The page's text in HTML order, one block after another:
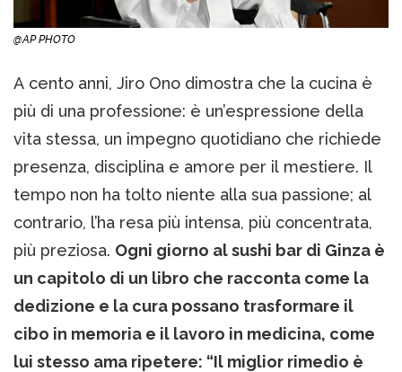
@AP PHOTO
A cento anni, Jiro Ono dimostra che la cucina è
più di una professione: è un’espressione della
vita stessa, un impegno quotidiano che richiede
presenza, disciplina e amore per il mestiere. Il
tempo non ha tolto niente alla sua passione; al
contrario, l’ha resa più intensa, più concentrata,
più preziosa. Ogni giorno al sushi bar di Ginza è
un capitolo di un libro che racconta come la
dedizione e la cura possano trasformare il
cibo in memoria e il lavoro in medicina, come
lui stesso ama ripetere: “Il miglior rimedio è